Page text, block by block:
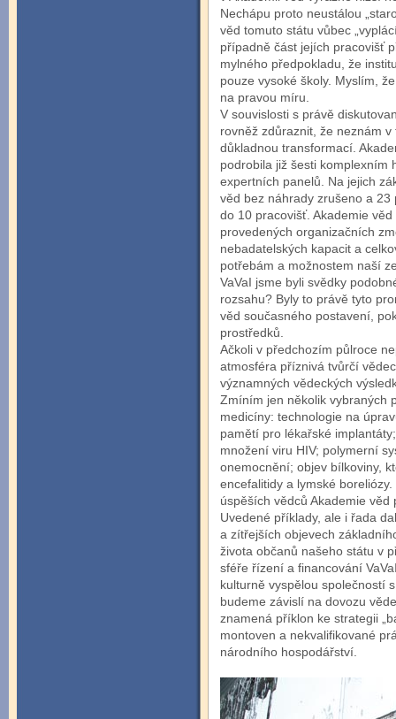
Nechápu proto neustálou
věd tomuto státu vůbec
případně část jejích pracovišť
mylného předpokladu, že
pouze vysoké školy. Myslím,
na pravou míru.
V souvislosti s právě
rovněž zdůraznit, že neznám
důkladnou transformací.
podrobila již šesti komplexním
expertních panelů. Na jejich
věd bez náhrady zrušeno a
do 10 pracovišť. Akademie
provedených organizačních
nebadatelských kapacit a
potřebám a možnostem naší
VaVaI jsme byli svědky
rozsahu? Byly to právě tyto
věd současného postavení,
prostředků.
Ačkoli v předchozím půlroce
atmosféra příznivá tvůrčí
významných vědeckých
Zmíním jen několik vybraných
medicíny: technologie na
pamětí pro lékařské
množení viru HIV; polymerní
onemocnění; objev bílkoviny,
encefalitidy a lymské
úspěších vědců Akademie
Uvedené příklady, ale i řada
a zítřejších objevech
života občanů našeho státu v
sféře řízení a financování
kulturně vyspělou společností
budeme závislí na dovozu
znamená příklon ke strategii
montoven a nekvalifikované
národního hospodářství.